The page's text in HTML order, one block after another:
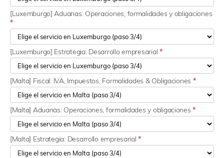
[Luxemburgo] Aduanas: Operaciones, formalidades y obligaciones
*
[Luxemburgo] Estrategia: Desarrollo empresarial*
[Malta] Fiscal: IVA, Impuestos, Formalidades & Obligaciones *
[Malta] Aduanas: Operaciones, formalidades y obligaciones*
[Malta] Estrategia: Desarrollo empresarial*